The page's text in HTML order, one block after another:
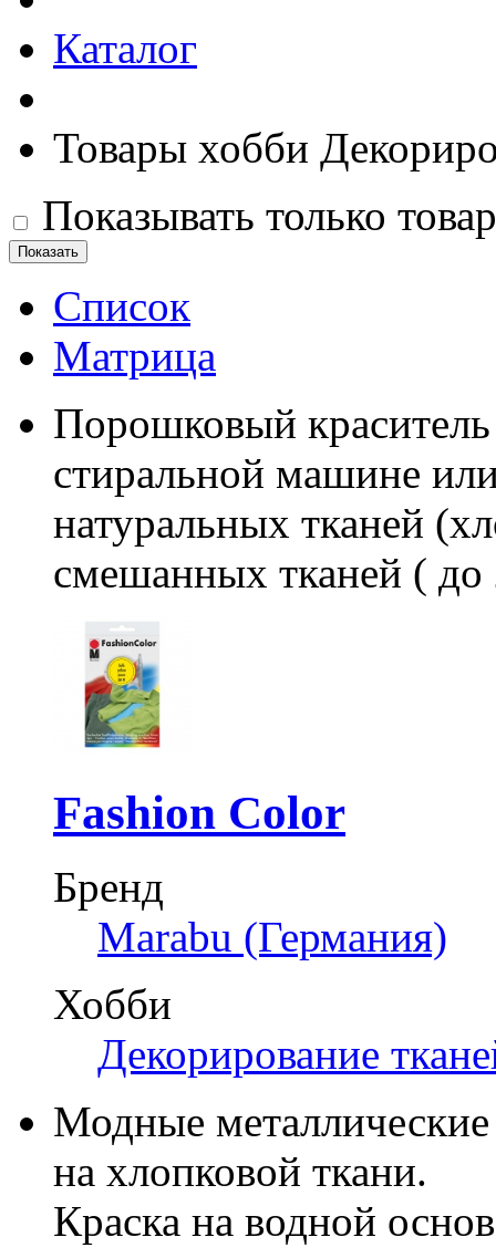
Каталог
Товары хобби
Показывать только
Список
Матрица
Порошковый
стиральной машине
натуральных тканей
смешанных тканей ( до
Fashion Color
Бренд
Marabu (Германия)
Хобби
Декорирование
Модные
на хлопковой ткани.
Краска на водной